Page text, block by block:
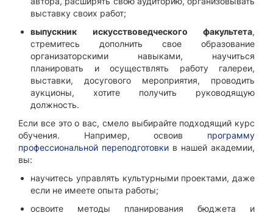
выставку своих работ;
выпускник искусствоведческого факультета,
стремитесь дополнить свое образование
организаторскими навыками, научиться
планировать и осуществлять работу галереи,
выставки, досугового мероприятия, проводить
аукционы, хотите получить руководящую
должность.
Если все это о вас, смело выбирайте подходящий курс
обучения. Например, освоив программу
профессиональной переподготовки в нашей академии,
вы:
научитесь управлять культурными проектами, даже
если не имеете опыта работы;
освоите методы планирования бюджета и